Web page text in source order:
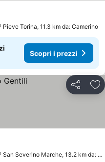
Pieve Torina, 11.3 km da: Camerino
Scopri i prezzi
Condividi
San Severino Marche, 13.2 km da: Camerino